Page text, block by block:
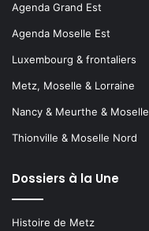
Agenda Grand Est
Agenda Moselle Est
Luxembourg & frontaliers
Metz, Moselle & Lorraine
Nancy & Meurthe & Moselle
Thionville & Moselle Nord
Dossiers à la Une
Histoire de Metz